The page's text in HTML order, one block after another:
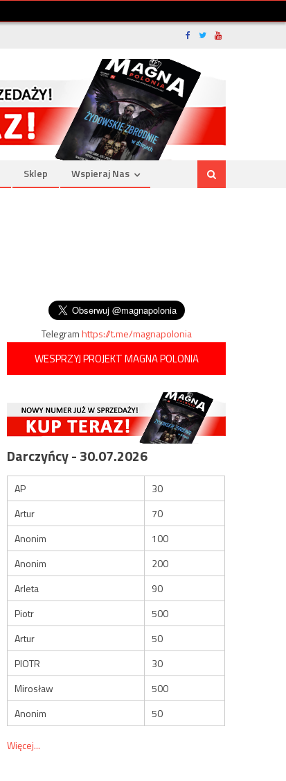
Sklep Wspieraj Nas
Telegramhttps://t.me/magnapolonia
WESPRZYJ PROJEKT MAGNA POLONIA
Darczyńcy - 30.07.2026
AP
30
Artur
70
Anonim
100
Anonim
200
Arleta
90
Piotr
500
Artur
50
PIOTR
30
Mirosław
500
Anonim
50
Więcej...